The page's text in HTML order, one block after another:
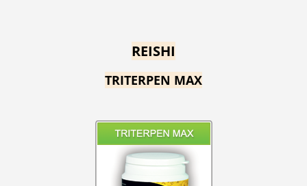
REISHI
TRITERPEN MAX